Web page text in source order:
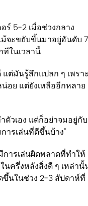
ร์ 5-2 เมื่อช่วงกลาง
ม้จะขยับขึ้นมาอยู่อันดับ 7
ในเวลานี้
ต่มันรู้สึกแปลก ๆ เพราะ
อย แต่ยังเหลืออีกหลาย
ตัวเอง แต่ก็อย่าจมอยู่กับ
ารเล่นที่ดีขึ้นบ้าง"
การเล่นผิดพลาดที่ทำให้
ครึ่งหลังสิ่งดี ๆ เหล่านั้
นในช่วง 2-3 สัปดาห์ที่